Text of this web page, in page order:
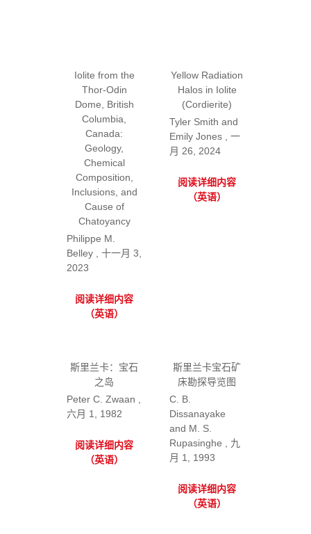
Iolite from the
Thor-Odin
Dome, British
Columbia,
Canada:
Geology,
Chemical
Composition,
Inclusions, and
Cause of
Chatoyancy
Philippe M.
Belley , 十一月 3,
2023
阅读详细内容
（英语）
Yellow Radiation
Halos in Iolite
(Cordierite)
Tyler Smith and
Emily Jones , 一
月 26, 2024
阅读详细内容
（英语）
斯里兰卡：宝石
之岛
Peter C. Zwaan ,
六月 1, 1982
阅读详细内容
（英语）
斯里兰卡宝石矿
床勘探导览图
C. B.
Dissanayake
and M. S.
Rupasinghe , 九
月 1, 1993
阅读详细内容
（英语）